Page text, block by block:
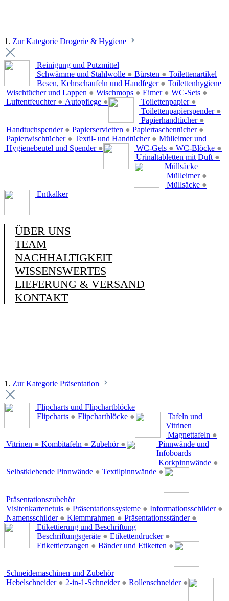
1. Zur Kategorie Drogerie & Hygiene
Reinigung und Putzmittel
Schwämme und Stahlwolle ● Bürsten ●
Besen, Kehrschaufeln und Handfeger ●
Wischtücher und Lappen ● Wischmops ● Eimer ● WC-Sets ●
Luftentfeuchter ● Autopflege ●
Toilettenartikel
Toilettenpapier ●
Toilettenpapierspender ●
Papierhandtücher ●
Handtuchspender ● Papierservietten ● Papiertaschentücher ●
Papierwischtücher ● Textil- und Handtücher ●
Hygienebeutel und Spender ●
Toilettenhygiene
WC-Gels ● WC-Blöcke ●
Urinaltabletten mit Duft ●
Mülleimer und
Müllsäcke
Mülleimer ●
Müllsäcke ●
Entkalker
ÜBER UNS
TEAM
NACHHALTIGKEIT
WISSENSWERTES
LIEFERUNG & VERSAND
KONTAKT
1. Zur Kategorie Präsentation
Flipcharts und Flipchartblöcke
Flipcharts ● Flipchartblöcke ●
Tafeln und
Vitrinen
Magnettafeln ●
Vitrinen ● Kombitafeln ● Zubehör ●
Pinnwände und
Infoboards
Korkpinnwände ●
Selbstklebende Pinnwände ● Textilpinnwände ●
Präsentationszubehör
Visitenkartenetuis ● Präsentationssysteme ● Informationsschilder ●
Namensschilder ● Klemmrahmen ● Präsentationsständer ●
Etikettierung und Beschriftung
Beschriftungsgeräte ● Etikettendrucker ●
Etikettierzangen ● Bänder und Etiketten ●
Schneidemaschinen und Zubehör
Hebelschneider ● 2-in-1-Schneider ● Rollenschneider ●